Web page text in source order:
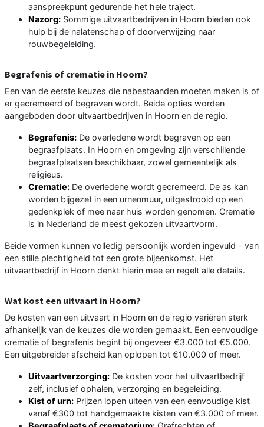
aanspreekpunt gedurende het hele traject.
Nazorg: Sommige uitvaartbedrijven in Hoorn bieden ook
hulp bij de nalatenschap of doorverwijzing naar
rouwbegeleiding.
Begrafenis of crematie in Hoorn?
Een van de eerste keuzes die nabestaanden moeten maken is of
er gecremeerd of begraven wordt. Beide opties worden
aangeboden door uitvaartbedrijven in Hoorn en de regio.
Begrafenis: De overledene wordt begraven op een
begraafplaats. In Hoorn en omgeving zijn verschillende
begraafplaatsen beschikbaar, zowel gemeentelijk als
religieus.
Crematie: De overledene wordt gecremeerd. De as kan
worden bijgezet in een urnenmuur, uitgestrooid op een
gedenkplek of mee naar huis worden genomen. Crematie
is in Nederland de meest gekozen uitvaartvorm.
Beide vormen kunnen volledig persoonlijk worden ingevuld - van
een stille plechtigheid tot een grote bijeenkomst. Het
uitvaartbedrijf in Hoorn denkt hierin mee en regelt alle details.
Wat kost een uitvaart in Hoorn?
De kosten van een uitvaart in Hoorn en de regio variëren sterk
afhankelijk van de keuzes die worden gemaakt. Een eenvoudige
crematie of begrafenis begint bij ongeveer €3.000 tot €5.000.
Een uitgebreider afscheid kan oplopen tot €10.000 of meer.
Uitvaartverzorging: De kosten voor het uitvaartbedrijf
zelf, inclusief ophalen, verzorging en begeleiding.
Kist of urn: Prijzen lopen uiteen van een eenvoudige kist
vanaf €300 tot handgemaakte kisten van €3.000 of meer.